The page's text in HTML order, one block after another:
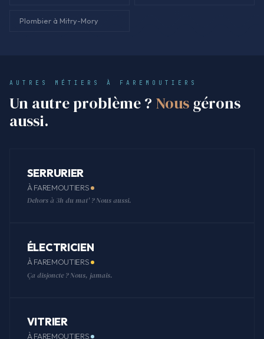
Plombier à Mitry-Mory
AUTRES MÉTIERS À FAREMOUTIERS
Un autre problème ? Nous gérons
aussi.
SERRURIER
À FAREMOUTIERS
Dehors à 3h du mat' ? Nous aussi.
ÉLECTRICIEN
À FAREMOUTIERS
Ça disjoncte ? Nous, jamais.
VITRIER
À FAREMOUTIERS